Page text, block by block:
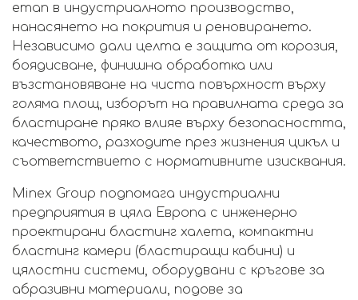
етап в индустриалното производство,
нанасянето на покрития и реновирането.
Независимо дали целта е защита от корозия,
боядисване, финишна обработка или
възстановяване на чиста повърхност върху
голяма площ, изборът на правилната среда за
бластиране пряко влияе върху безопасността,
качеството, разходите през жизнения цикъл и
съответствието с нормативните изисквания.
Minex Group подпомага индустриални
предприятия в цяла Европа с инженерно
проектирани бластинг халета, компактни
бластинг камери (бластиращи кабини) и
цялостни системи, оборудвани с кръгове за
абразивни материали, подове за